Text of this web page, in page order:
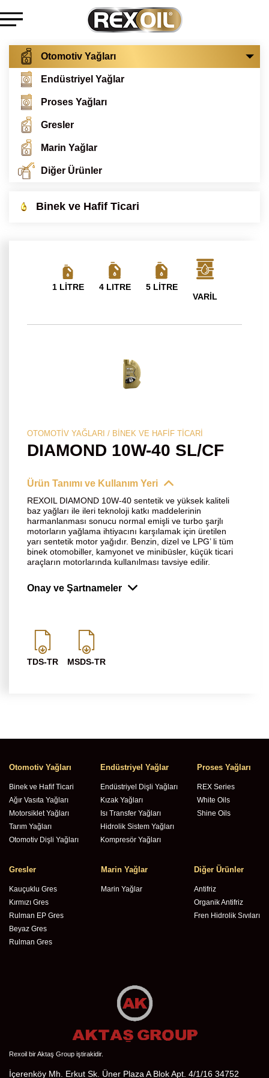
Otomotiv Yağları
Endüstriyel Yağlar
Proses Yağları
Gresler
Marin Yağlar
Diğer Ürünler
Binek ve Hafif Ticari
OTOMOTIV YAĞLARI / BINEK VE HAFIF TICARI
DIAMOND 10W-40 SL/CF
Ürün Tanımı ve Kullanım Yeri
REXOIL DIAMOND 10W-40 sentetik ve yüksek kaliteli
baz yağları ile ileri teknoloji katkı maddelerinin
harmanlanması sonucu normal emişli ve turbo şarjlı
motorların yağlama ihtiyacını karşılamak için üretilen
yarı sentetik motor yağıdır. Benzin, dizel ve LPG’ li tüm
binek otomobiller, kamyonet ve minibüsler, küçük ticari
araçların motorlarında kullanılması tavsiye edilir.
Onay ve Şartnameler
TDS-TR MSDS-TR
1 LİTRE 4 LITRE
5 LİTRE
VARİL
Otomotiv Yağları
Binek ve Hafif Ticari
Ağır Vasıta Yağları
Motorsiklet Yağları
Tarım Yağları
Otomotiv Dişli Yağları
Endüstriyel Yağlar
Endüstriyel Dişli Yağları
Kızak Yağları
Isı Transfer Yağları
Hidrolik Sistem Yağları
Kompresör Yağları
Proses Yağları
REX Series
White Oils
Shine Oils
Gresler
Kauçuklu Gres
Kırmızı Gres
Rulman EP Gres
Beyaz Gres
Rulman Gres
Marin Yağlar
Marin Yağlar
Diğer Ürünler
Antifriz
Organik Antifriz
Fren Hidrolik Sıvıları
Rexoil bir Aktaş Group iştirakidir.
İçerenköy Mh. Erkut Sk. Üner Plaza A Blok Apt. 4/1/16 34752